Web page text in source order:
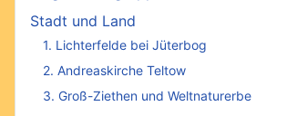
Stadt und Land
1. Lichterfelde bei Jüterbog
2. Andreaskirche Teltow
3. Groß-Ziethen und Weltnaturerbe